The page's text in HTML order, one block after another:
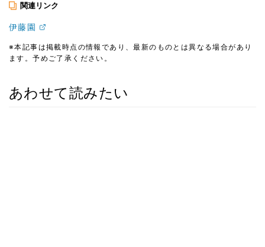
関連リンク
伊藤園
※本記事は掲載時点の情報であり、最新のものとは異なる場合があり
ます。予めご了承ください。
あわせて読みたい